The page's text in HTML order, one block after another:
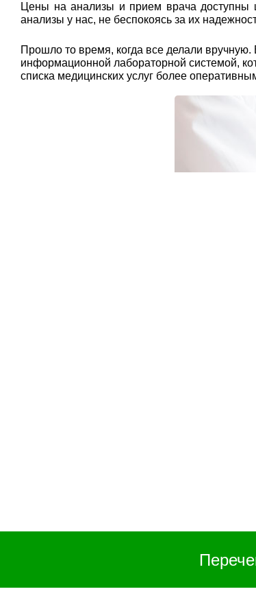
Цены на анализы и прием врача доступны
анализы у нас, не беспокоясь за их
Прошло то время, когда все делали
информационной лабораторной системой,
списка медицинских услуг более